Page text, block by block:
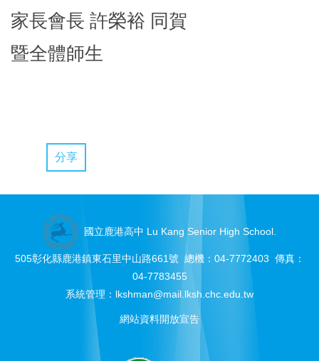
家長會長 許榮裕 同賀
暨全體師生
分享
國立鹿港高中 Lu Kang Senior High School.
505彰化縣鹿港鎮東石里中山路661號 總機：04-7772403 傳真：
04-7783455
系統管理： lkshman@mail.lksh.chc.edu.tw
網站資料開放宣告